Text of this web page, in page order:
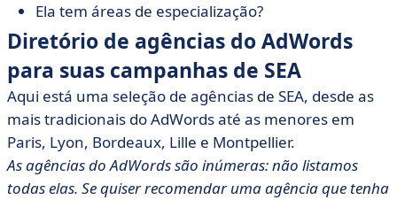
Ela tem áreas de especialização?
Diretório de agências do AdWords
para suas campanhas de SEA
Aqui está uma seleção de agências de SEA, desde as
mais tradicionais do AdWords até as menores em
Paris, Lyon, Bordeaux, Lille e Montpellier.
As agências do AdWords são inúmeras: não listamos
todas elas. Se quiser recomendar uma agência que tenha